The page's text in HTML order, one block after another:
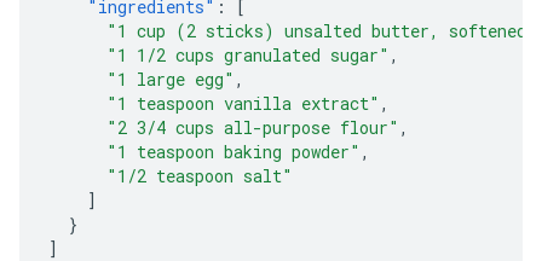
"ingredients" :
[
"1 cup (2 sticks) unsalted butter, softened"
"1 1/2 cups granulated sugar" ,
"1 large egg" ,
"1 teaspoon vanilla extract" ,
"2 3/4 cups all-purpose flour" ,
"1 teaspoon baking powder" ,
"1/2 teaspoon salt"
]
}
]